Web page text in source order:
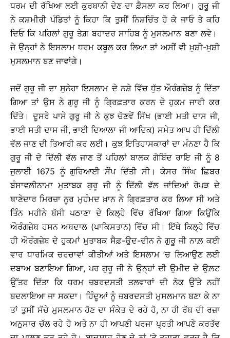
ਧਰਮ ਦੀ ਰੱਖਿਆ ਲਈ ਕੁਰਬਾਨੀ ਦੇਣ ਦਾ ਫ਼ੈਸਲਾ ਕਰ ਲਿਆ। ਗੁਰੂ ਜੀ
ਨੇ ਕਸ਼ਮੀਰੀ ਪੰਡਿਤਾਂ ਨੂੰ ਕਿਹਾ ਕਿ ਤੁਸੀਂ ਨਿਸ਼ਚਿੰਤ ਹੋ ਕੇ ਜਾਓ ਤੇ ਕਹਿ
ਦਿਓ ਕਿ ਪਹਿਲਾਂ ਗੁਰੂ ਤੇਗ਼ ਬਹਾਦਰ ਸਾਹਿਬ ਨੂੰ ਮੁਸਲਮਾਨ ਬਣਾ ਲਵੇ।
ਜੇ ਉਨ੍ਹਾਂ ਨੇ ਇਸਲਾਮ ਧਰਮ ਕਬੂਲ ਕਰ ਲਿਆ ਤਾਂ ਅਸੀਂ ਵੀ ਖ਼ੁਸ਼ੀ-ਖ਼ੁਸ਼ੀ
ਮੁਸਲਮਾਨ ਬਣ ਜਾਵਾਂਗੇ।
ਜਦੋਂ ਗੁਰੂ ਜੀ ਦਾ ਸੁਨੇਹਾ ਇਸਲਾਮ ਦੇ ਨਸ਼ੇ ਵਿੱਚ ਧੁੱਤ ਔਰੰਗਜ਼ੇਬ ਨੂੰ ਦਿੱਤਾ
ਗਿਆ ਤਾਂ ਉਸ ਨੇ ਗੁਰੂ ਜੀ ਨੂੰ ਗ੍ਰਿਫ਼ਤਾਰ ਕਰਨ ਦੇ ਹੁਕਮ ਜਾਰੀ ਕਰ
ਦਿੱਤੇ। ਦੂਸਰੇ ਪਾਸੇ ਗੁਰੂ ਜੀ ਨੇ ਕੁਝ ਚੋਣਵੇਂ ਸਿੱਖ (ਭਾਈ ਮਤੀ ਦਾਸ ਜੀ,
ਭਾਈ ਸਤੀ ਦਾਸ ਜੀ, ਭਾਈ ਦਿਆਲਾ ਜੀ ਆਦਿਕ) ਸਮੇਤ ਆਪ ਹੀ ਦਿੱਲੀ
ਵੱਲ ਜਾਣ ਦੀ ਤਿਆਰੀ ਕਰ ਲਈ। ਕੁਝ ਇਤਿਹਾਸਕਾਰਾਂ ਦਾ ਮੰਨਣਾ ਹੈ ਕਿ
ਗੁਰੂ ਜੀ ਦੇ ਦਿੱਲੀ ਵੱਲ ਜਾਣ ਤੋਂ ਪਹਿਲਾਂ ਬਾਲਕ ਗੋਬਿੰਦ ਰਾਇ ਜੀ ਨੂੰ 8
ਜੁਲਾਈ 1675 ਨੂੰ ਗੁਰਿਆਈ ਸੌਂਪ ਦਿੱਤੀ ਸੀ। ਕੇਸਰ ਸਿੰਘ ਛਿਬਰ
ਬੰਸਾਵਲੀਨਾਮਾ ਮੁਤਾਬਕ ਗੁਰੂ ਜੀ ਨੂੰ ਦਿੱਲੀ ਵੱਲ ਜਾਂਦਿਆਂ ਰੋਪੜ ਦੇ
ਥਾਣੇਦਾਰ ਮਿਰਜ਼ਾ ਨੂਰ ਮੁਹੰਮਦ ਖ਼ਾਨ ਨੇ ਗ੍ਰਿਫ਼ਤਾਰ ਕਰ ਲਿਆ ਸੀ ਅਤੇ
ਤਿੰਨ ਮਹੀਨੇ ਬੱਸੀ ਪਠਾਣਾ ਦੇ ਕਿਲ੍ਹੇ ਵਿੱਚ ਰੱਖਿਆ ਗਿਆ ਕਿਉਂਕਿ
ਔਰੰਗਜ਼ੇਬ ਹਸਨ ਅਬਦਾਲ (ਪਾਕਿਸਤਾਨ) ਵਿੱਚ ਸੀ। ਇੱਥੇ ਕਿਲ੍ਹੇ ਵਿੱਚ
ਹੀ ਔਰੰਗਜ਼ੇਬ ਦੇ ਹੁਕਮਾਂ ਮੁਤਾਬਕ ਸੈਫ਼-ਉਦ-ਦੀਨ ਨੇ ਗੁਰੂ ਜੀ ਨਾਲ਼ ਕਈ
ਵਾਰ ਧਾਰਮਿਕ ਚਰਚਾਵਾਂ ਕੀਤੀਆਂ ਅਤੇ ਇਸਲਾਮ ’ਚ ਲਿਆਉਣ ਲਈ
ਦਬਾਅ ਬਣਾਇਆ ਗਿਆ, ਪਰ ਗੁਰੂ ਜੀ ਨੇ ਉਨ੍ਹਾਂ ਦੀ ਉਮੀਦ ਦੇ ਉਲ਼ਟ
ਉੱਤਰ ਦਿੱਤਾ ਕਿ ਧਰਮ ਜ਼ਬਰਦਸਤੀ ਤਲਵਾਰਾਂ ਦੀ ਨੋਕ ਉੱਤੇ ਨਹੀਂ
ਬਦਲਾਇਆ ਜਾ ਸਕਦਾ। ਹਿੰਦੂਆਂ ਨੂੰ ਜ਼ਬਰਦਸਤੀ ਮੁਸਲਮਾਨ ਬਣਾ ਕੇ ਨਾ
ਤਾਂ ਤੁਸੀਂ ਸੱਚੇ ਮੁਸਲਮਾਨ ਹੋਣ ਦਾ ਸੰਕੇਤ ਦੇ ਰਹੇ ਹੋ, ਨਾ ਹੀ ਰੱਬ ਦੀ ਰਜ਼ਾ
ਅਨੁਸਾਰ ਚੱਲ ਰਹੇ ਹੋ ਅਤੇ ਨਾ ਹੀ ਆਪਣੀ ਪਰਜਾ ਪ੍ਰਤੀ ਆਪਣੇ ਕਰਤੱਵ